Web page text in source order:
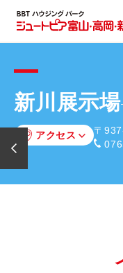
新川展示場
アクセス 〒